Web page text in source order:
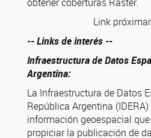
Link
-- Links de interés --
Infraestructura de Datos
Argentina:
La Infraestructura de Datos
República Argentina
información geoespacial
propiciar la publicación de